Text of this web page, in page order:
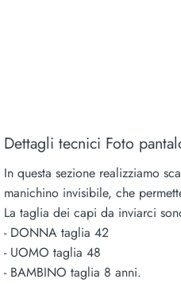
Dettagli tecnici Foto
In questa sezione realizziamo
manichino invisibile, che
La taglia dei capi da inviarci
- DONNA taglia 42
- UOMO taglia 48
- BAMBINO taglia 8 anni.